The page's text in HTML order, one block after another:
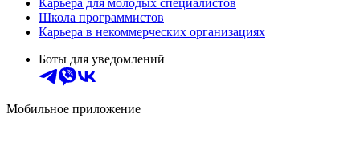
Школа программистов
Карьера в некоммерческих организациях
Боты для уведомлений
Мобильное приложение